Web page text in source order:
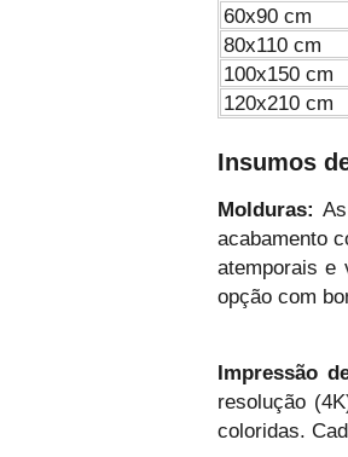
60x90 cm
80x110 cm
100x150 cm
120x210 cm
Insumos
Molduras:
acabamento
atemporais e
opção com
Impressão
resolução
coloridas.